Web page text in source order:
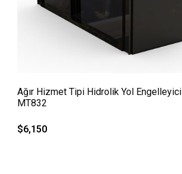
Ağır Hizmet Tipi Hidrolik Yol Engelleyici
MT832
$6,150